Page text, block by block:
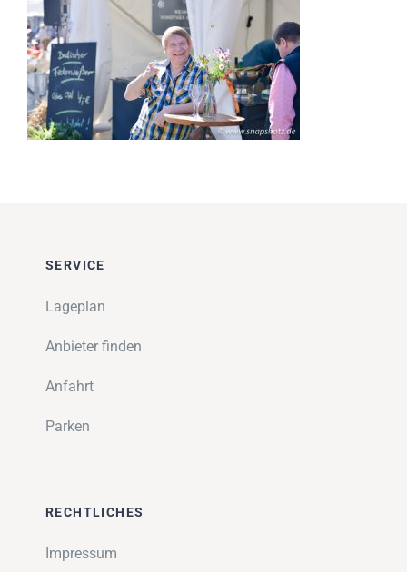
Impressionen
Über uns
SUCHE
SERVICE
Lageplan
Anbieter finden
Anfahrt
Parken
RECHTLICHES
Impressum